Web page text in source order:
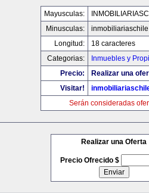
Mayusculas:
Minusculas:
Longitud:
18 caracteres
Categorias:
Inmuebles y
Precio:
Realizar una
Visitar!
Serán consideradas
Realizar una Oferta
Precio Ofrecido $